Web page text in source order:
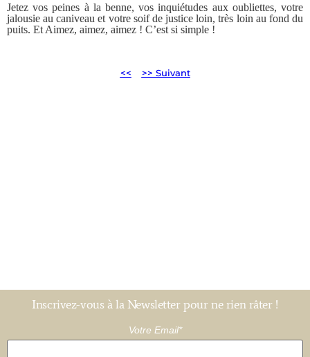
Jetez vos peines à la benne, vos inquiétudes aux oubliettes, votre
jalousie au caniveau et votre soif de justice loin, très loin au fond du
puits. Et Aimez, aimez, aimez ! C’est si simple !
<< >> Suivant
Inscrivez-vous à la Newsletter pour ne rien râter !
Votre Email*